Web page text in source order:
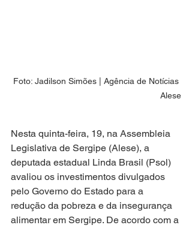
Foto: Jadilson Simões | Agência de Notícias
Alese
Nesta quinta-feira, 19, na Assembleia
Legislativa de Sergipe (Alese), a
deputada estadual Linda Brasil (Psol)
avaliou os investimentos divulgados
pelo Governo do Estado para a
redução da pobreza e da insegurança
alimentar em Sergipe. De acordo com a